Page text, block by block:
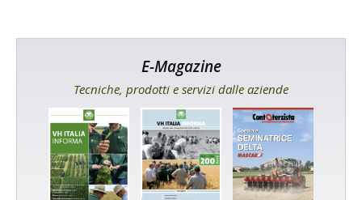
E-Magazine
Tecniche, prodotti e servizi dalle aziende